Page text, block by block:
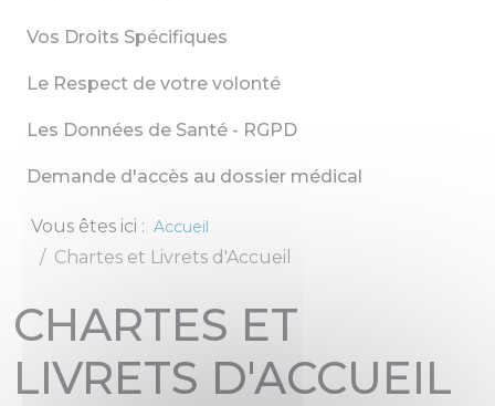
Vos Droits Spécifiques
Le Respect de votre volonté
Les Données de Santé - RGPD
Demande d'accès au dossier médical
Vous êtes ici : Accueil
Chartes et Livrets d'Accueil
CHARTES ET
LIVRETS D'ACCUEIL